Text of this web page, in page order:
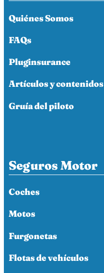
Quiénes Somos
FAQs
Pluginsurance
Artículos y contenidos
Gruía del piloto
Seguros Motor
Coches
Motos
Furgonetas
Flotas de vehículos